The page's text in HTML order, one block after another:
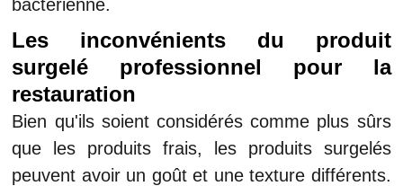
bactérienne.
Les inconvénients du produit
surgelé professionnel pour la
restauration
Bien qu'ils soient considérés comme plus sûrs
que les produits frais, les produits surgelés
peuvent avoir un goût et une texture différents.